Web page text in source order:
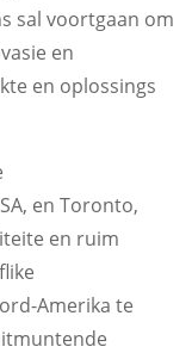
sal voortgaan om
en
en oplossings
en Toronto,
en ruim
Amerika te